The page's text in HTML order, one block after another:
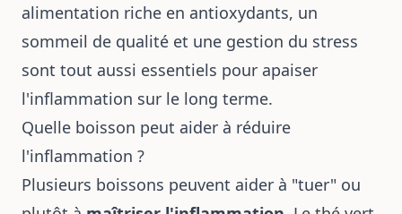
alimentation riche en antioxydants, un
sommeil de qualité et une gestion du stress
sont tout aussi essentiels pour apaiser
l'inflammation sur le long terme.
Quelle boisson peut aider à réduire
l'inflammation ?
Plusieurs boissons peuvent aider à "tuer" ou